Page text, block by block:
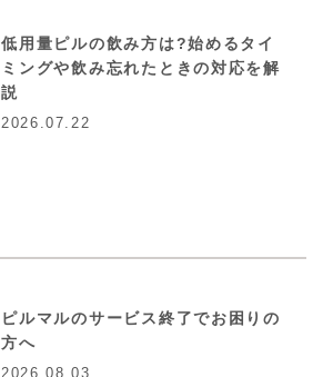
低用量ピルの飲み方は?始めるタイ
ミングや飲み忘れたときの対応を解
説
2026.07.22
ピルマルのサービス終了でお困りの
方へ
2026.08.03